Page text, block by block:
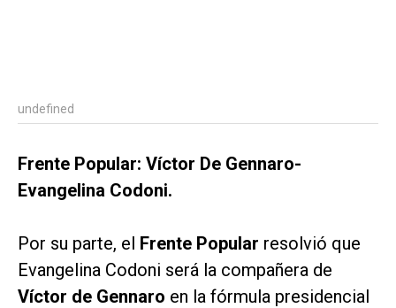
undefined
Frente Popular: Víctor De Gennaro-
Evangelina Codoni.
Por su parte, el Frente Popular resolvió que
Evangelina Codoni será la compañera de
Víctor de Gennaro en la fórmula presidencial